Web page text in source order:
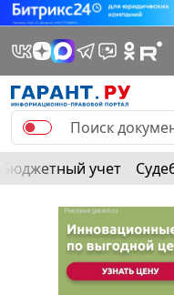
Бюджетный учет